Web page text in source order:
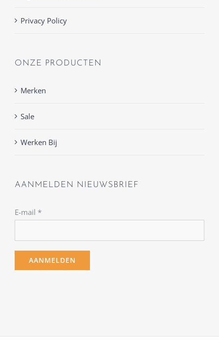
Privacy Policy
ONZE PRODUCTEN
Merken
Sale
Werken Bij
AANMELDEN NIEUWSBRIEF
E-mail *